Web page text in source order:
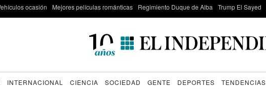
ocasión Mejores películas románticas Regimiento Duque de Alba Trump El Sayed
INTERNACIONAL CIENCIA SOCIEDAD GENTE DEPORTES TENDENCIAS